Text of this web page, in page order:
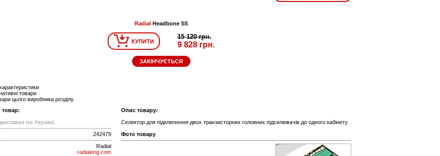
RadialHeadbone SS
КУПИТИ
15 120 грн.
9 828 грн.
ЗАКІНЧУЄТЬСЯ
товари
цього виробника розділу
товар:
по Україні.
242479
Radial
radialeng.com
Опис товару:
Селектор для підключення двох транзисторних головних підсилювачів до одного кабінету.
Фото товару